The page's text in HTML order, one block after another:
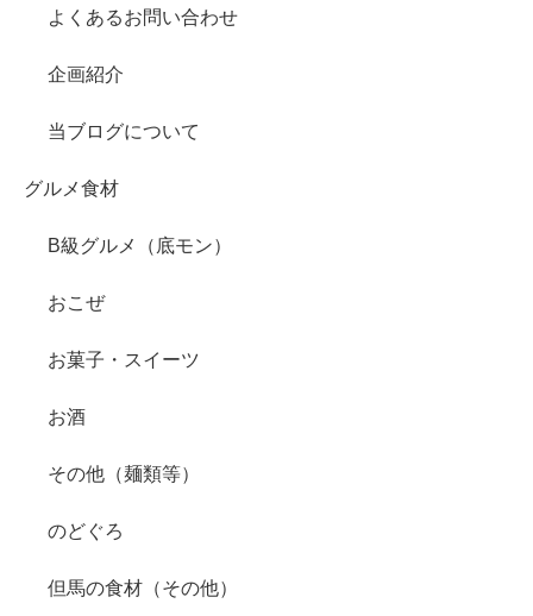
よくあるお問い合わせ
企画紹介
当ブログについて
グルメ食材
B級グルメ（底モン）
おこぜ
お菓子・スイーツ
お酒
その他（麺類等）
のどぐろ
但馬の食材（その他）